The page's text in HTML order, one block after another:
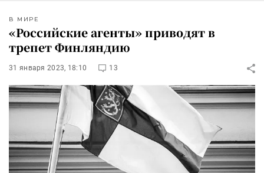
В МИРЕ
«Российские агенты» приводят в
трепет Финляндию
31 января 2023, 18:10 13